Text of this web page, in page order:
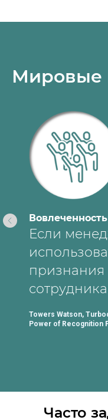
Мировые
Если
признания
Towers Watson,
Power of Recognition
Часто